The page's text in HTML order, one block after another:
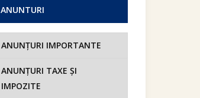
ANUNTURI
ANUNȚURI IMPORTANTE
ANUNȚURI TAXE ȘI
IMPOZITE